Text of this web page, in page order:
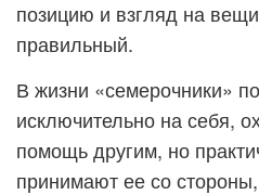
позицию и взгляд на
правильный.
В жизни «семерочники»
исключительно на себя,
помощь другим, но
принимают ее со